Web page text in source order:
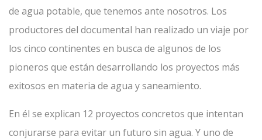
de agua potable, que tenemos ante nosotros. Los
productores del documental han realizado un viaje por
los cinco continentes en busca de algunos de los
pioneros que están desarrollando los proyectos más
exitosos en materia de agua y saneamiento.
En él se explican 12 proyectos concretos que intentan
conjurarse para evitar un futuro sin agua. Y uno de